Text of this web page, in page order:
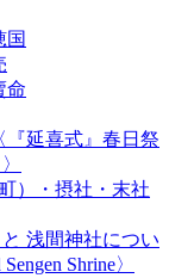
国
命
延喜式』春日祭
）・摂社・末社
浅間神社につい
Shrine〉